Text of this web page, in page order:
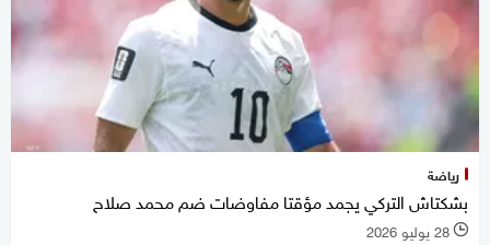
رياضة
بشكتاش التركي يجمد مؤقتا مفاوضات ضم محمد صلاح
l 28 يوليو 2026